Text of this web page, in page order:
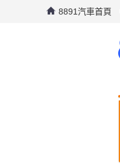
8891汽車首頁